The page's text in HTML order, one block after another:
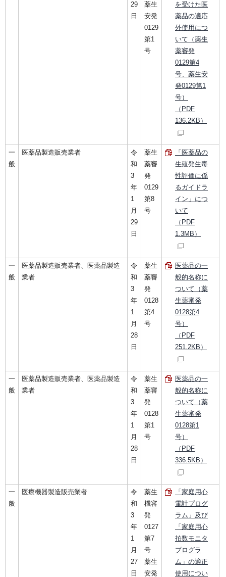
29
日
薬生
安発
0129
第1
号
を受けた医
薬品の適応
外使用につ
いて（薬生
薬審発
0129第4
号、薬生安
発0129第1
号）
（PDF
136.2KB）
一
般
医薬品製造販売業者
令
和
3
年
1
月
29
日
薬生
薬審
発
0129
第8
号
「医薬品の
生殖発生毒
性評価に係
るガイドラ
イン」につ
いて
（PDF
1.3MB）
一
般
医薬品製造販売業者、医薬品製造
業者
令
和
3
年
1
月
28
日
薬生
薬審
発
0128
第4
号
医薬品の一
般的名称に
ついて（薬
生薬審発
0128第4
号）
（PDF
251.2KB）
一
般
医薬品製造販売業者、医薬品製造
業者
令
和
3
年
1
月
28
日
薬生
薬審
発
0128
第1
号
医薬品の一
般的名称に
ついて（薬
生薬審発
0128第1
号）
（PDF
336.5KB）
一
般
医療機器製造販売業者
令
和
3
年
1
月
27
日
薬生
機審
発
0127
第7
号
薬生
安発
「家庭用心
電計プログ
ラム」及び
「家庭用心
拍数モニタ
プログラ
ム」の適正
使用につい